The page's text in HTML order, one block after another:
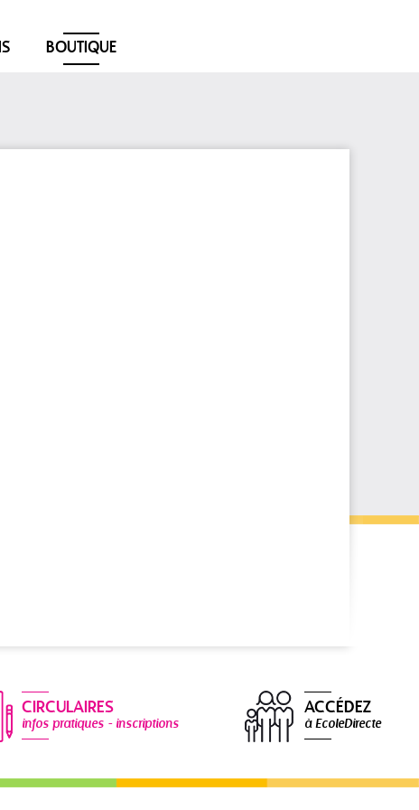
BOUTIQUE
CIRCULAIRES
infos pratiques - inscriptions
ACCÉDEZ
à EcoleDirecte